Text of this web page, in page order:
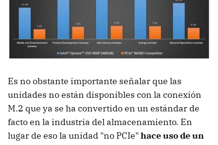
Es no obstante importante señalar que las
unidades no están disponibles con la conexión
M.2 que ya se ha convertido en un estándar de
facto en la industria del almacenamiento. En
lugar de eso la unidad "no PCIe" hace uso de un